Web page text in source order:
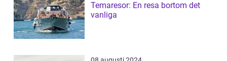
Temaresor: En resa bortom det
vanliga